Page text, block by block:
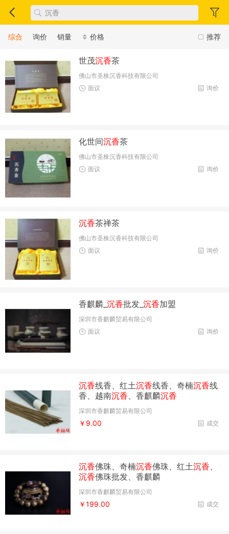
推荐
综合 询价 销量 价格
世茂沉香茶
佛山市圣株沉香科技有限公司
询价
面议
化世间沉香茶
佛山市圣株沉香科技有限公司
询价
面议
沉香茶禅茶
佛山市圣株沉香科技有限公司
询价
面议
香麒麟_沉香批发_沉香加盟
深圳市香麒麟贸易有限公司
询价
面议
沉香线香、红土沉香线香、奇楠沉香线
香、越南沉香 、香麒麟沉香
深圳市香麒麟贸易有限公司
成交
￥9.00
沉香佛珠、奇楠沉香佛珠、红土沉香
沉香佛珠批发、香麒麟
深圳市香麒麟贸易有限公司
成交
￥199.00